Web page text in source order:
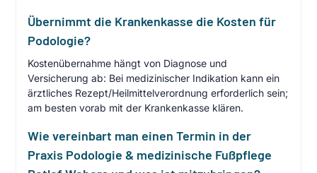
Übernimmt die Krankenkasse die Kosten für
Podologie?
Kostenübernahme hängt von Diagnose und
Versicherung ab: Bei medizinischer Indikation kann ein
ärztliches Rezept/Heilmittelverordnung erforderlich sein;
am besten vorab mit der Krankenkasse klären.
Wie vereinbart man einen Termin in der
Praxis Podologie & medizinische Fußpflege